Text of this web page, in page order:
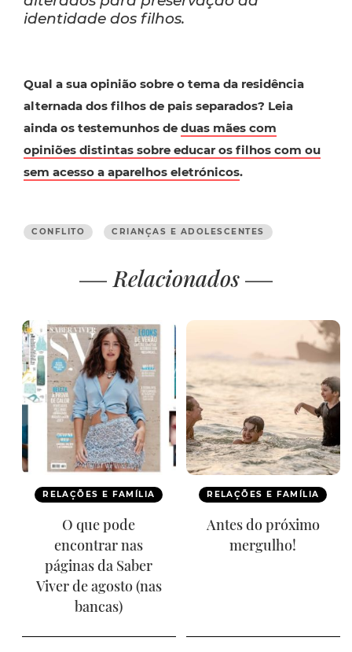
identidade dos filhos.
Qual a sua opinião sobre o tema da residência
alternada dos filhos de pais separados? Leia
ainda os testemunhos de duas mães com
opiniões distintas sobre educar os filhos com ou
sem acesso a aparelhos eletrónicos.
CONFLITO CRIANÇAS E ADOLESCENTES
Relacionados
RELAÇÕES E FAMÍLIA
O que pode
encontrar nas
páginas da Saber
Viver de agosto (nas
bancas)
RELAÇÕES E FAMÍLIA
Antes do próximo
mergulho!